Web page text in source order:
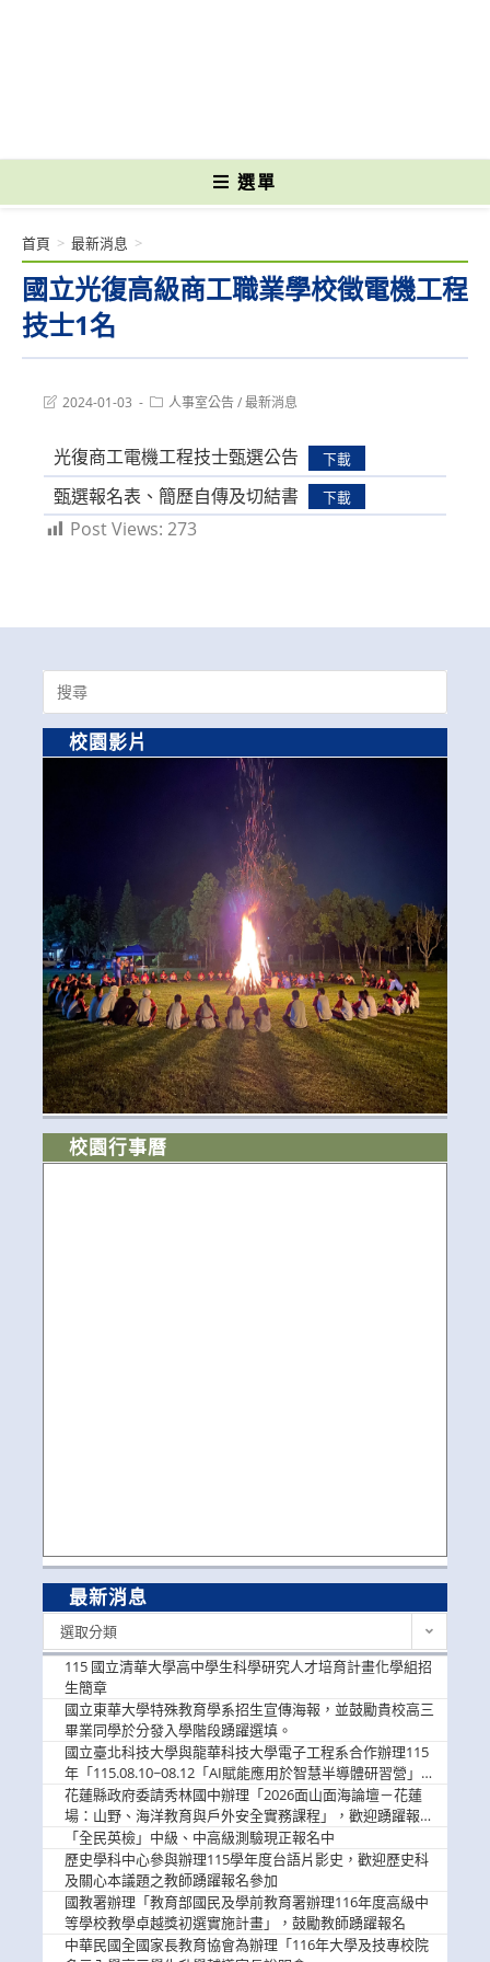
選單
國立光復高級商工職業學校徵電機工程
技士1名
首頁 > 最新消息 >
Post2024-01-03
Post人事室公告/最新消息
光復商工電機工程技士甄選公告 下載
甄選報名表、簡歷自傳及切結書 下載
Post Views: 273
Search
for:
校園影片
校園行事曆
最新消息
選取分類
115 國立清華大學高中學生科學研究人才培育計畫化學組招
生簡章
國立東華大學特殊教育學系招生宣傳海報，並鼓勵貴校高三
畢業同學於分發入學階段踴躍選填。
國立臺北科技大學與龍華科技大學電子工程系合作辦理115
年「115.08.10~08.12「AI賦能應用於智慧半導體研習營」，
歡迎學生踴躍報名參加
花蓮縣政府委請秀林國中辦理「2026面山面海論壇－花蓮
場：山野、海洋教育與戶外安全實務課程」，歡迎踴躍報名
參加
「全民英檢」中級、中高級測驗現正報名中
歷史學科中心參與辦理115學年度台語片影史，歡迎歷史科
及關心本議題之教師踴躍報名參加
國教署辦理「教育部國民及學前教育署辦理116年度高級中
等學校教學卓越獎初選實施計畫」，鼓勵教師踴躍報名
中華民國全國家長教育協會為辦理「116年大學及技專校院